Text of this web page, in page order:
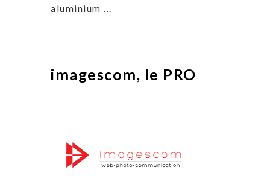
aluminium ...
imagescom, le PRO